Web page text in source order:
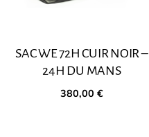
SAC WE 72H CUIR NOIR –
24H DU MANS
380,00 €